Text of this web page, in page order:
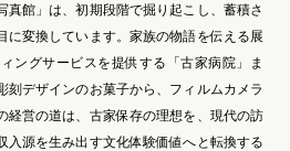
真館」は、初期段階で掘り起こし、蓄積さ
に変換しています。家族の物語を伝える展
ングサービスを提供する「古家病院」ま
刻デザインのお菓子から、フィルムカメラ
経営の道は、古家保存の理想を、現代の訪
入源を生み出す文化体験価値へと転換する